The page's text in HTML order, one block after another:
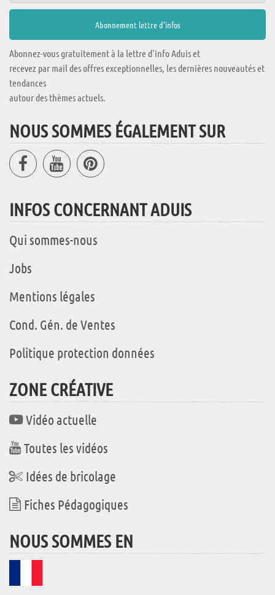
Abonnez-vous gratuitement à la lettre d'info Aduis et
recevez par mail des offres exceptionnelles, les dernières nouveautés et
tendances
autour des thèmes actuels.
NOUS SOMMES ÉGALEMENT SUR
INFOS CONCERNANT ADUIS
Qui sommes-nous
Jobs
Mentions légales
Cond. Gén. de Ventes
Politique protection données
ZONE CRÉATIVE
Vidéo actuelle
Toutes les vidéos
Idées de bricolage
Fiches Pédagogiques
NOUS SOMMES EN